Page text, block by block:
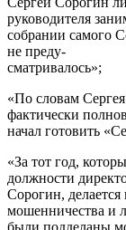
руководителя
собрании самого
не преду-
сматривалось»;
«По словам
фактически
начал готовить
«За тот год,
должности
Сорогин, делается
мошенничества и
были подделаны